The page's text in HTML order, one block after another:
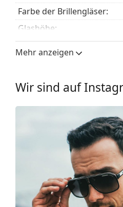
Das mitgelieferte Tuch
mit einem Stoffbeutel
finden.
Farbe der Brillengläser:
Glashöhe:
Glasbreite:
Brillenfassungen
Farbe der Fassung:
Material der Fassung:
Brillenbreite:
Bügellänge:
Mehr anzeigen
Wir sind auf